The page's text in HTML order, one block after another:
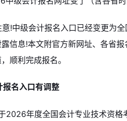
!中级会计报名入口已经变更为
信息!本文附官方新网址、各省
顺利完成报名。
名入口有调整
2026年度全国会计专业技术资格